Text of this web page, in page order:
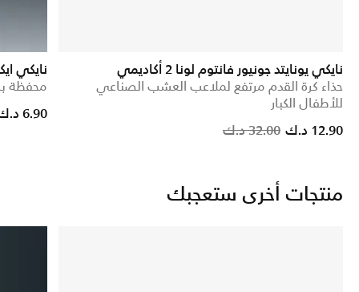
نايكي يونايتد جونيور فانتوم لونا 2 أكاديمي
حذاء كرة القدم مرتفع لملاعب العشب الصناعي
للأطفال الكبار
Price reduced from 32.00 د.ك 12.90 د.ك
نايكي
محفظة
Price reduced from6.90 د.ك
منتجات أخرى ستعجبك